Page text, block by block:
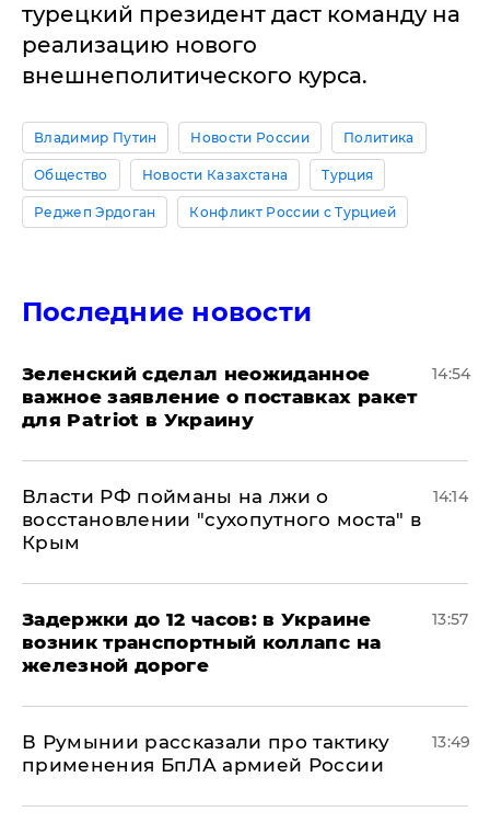
турецкий президент даст команду на
реализацию нового
внешнеполитического курса.
Владимир Путин Новости России Политика
Общество Новости Казахстана Турция
Реджеп Эрдоган Конфликт России с Турцией
Последние новости
Зеленский сделал неожиданное
важное заявление о поставках ракет
для Patriot в Украину
14:54
Власти РФ пойманы на лжи о
восстановлении "сухопутного моста" в
Крым
14:14
Задержки до 12 часов: в Украине
возник транспортный коллапс на
железной дороге
13:57
В Румынии рассказали про тактику
применения БпЛА армией России
13:49